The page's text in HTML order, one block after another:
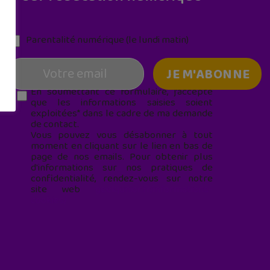
Parentalité numérique (le lundi matin)
En soumettant ce formulaire, j’accepte
que les informations saisies soient
exploitées* dans le cadre de ma demande
de contact.
Vous pouvez vous désabonner à tout
moment en cliquant sur le lien en bas de
page de nos emails. Pour obtenir plus
d'informations sur nos pratiques de
confidentialité, rendez-vous sur notre
site web